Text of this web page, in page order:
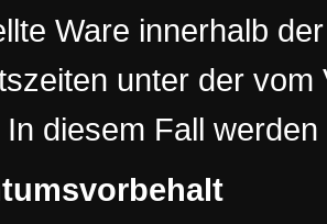
Ware innerhalb
unter der
diesem Fall